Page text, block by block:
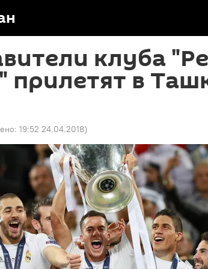
клуба
в
19:52 24.04.2018)